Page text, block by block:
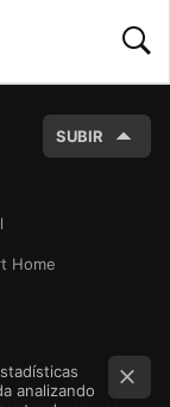
SUBIR
Home
analizando